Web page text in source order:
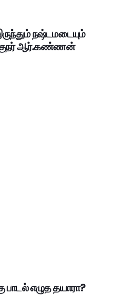
நஷ்டமடையும்
ஆர்.கண்ணன்
பாடல் எழுத தயாரா?